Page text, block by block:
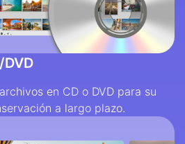
en CD o DVD para su
a largo plazo.